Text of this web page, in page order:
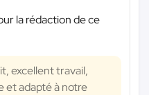
la rédaction de ce
excellent travail,
et adapté à notre